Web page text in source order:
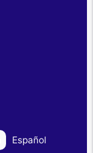
Español